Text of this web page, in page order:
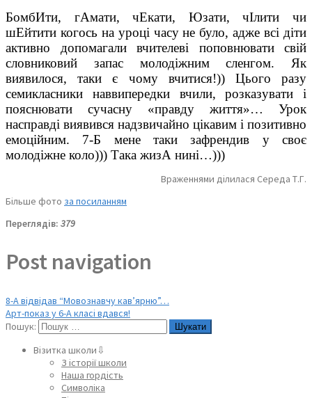
БомбИти, гАмати, чЕкати, Юзати, чІлити чи
шЕйтити когось на уроці часу не було, адже всі діти
активно допомагали вчителеві поповнювати свій
словниковий запас молодіжним сленгом. Як
виявилося, таки є чому вчитися!)) Цього разу
семикласники наввипередки вчили, розказувати і
пояснювати сучасну «правду життя»… Урок
насправді виявився надзвичайно цікавим і позитивно
емоційним. 7-Б мене таки зафрендив у своє
молодіжне коло))) Така жизА нині…)))
Враженнями ділилася Середа Т.Г.
Більше фото за посиланням
Переглядів: 379
Post navigation
8-А відвідав “Мовознавчу кав’ярню”…
Арт-показ у 6-А класі вдався!
Пошук:
Візитка школи⇩
З історії школи
Наша гордість
Символіка